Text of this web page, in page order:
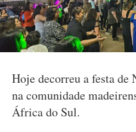
Hoje decorreu a festa de
na comunidade
África do Sul.